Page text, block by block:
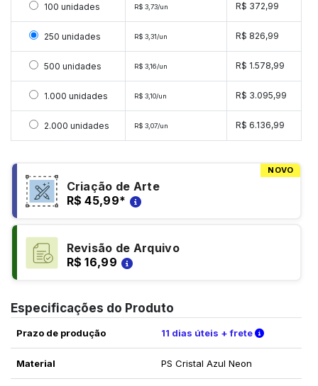
Selecionar 100 unidades
100 unidades R$ 3,73/un R$ 372,99
Selecionar 250 unidades
250 unidades R$ 3,31/un R$ 826,99
Selecionar 500 unidades
500 unidades R$ 3,16/un R$ 1.578,99
Selecionar 1000 unidades
1.000 unidades R$ 3,10/un R$ 3.095,99
Selecionar 2000 unidades
2.000 unidades R$ 3,07/un R$ 6.136,99
NOVO
Criação de Arte
R$ 45,99*
Revisão de Arquivo
R$ 16,99
Especificações do Produto
Prazo de produção 11 dias úteis + frete Verifique
Material PS Cristal Azul Neon